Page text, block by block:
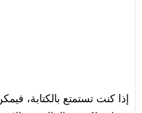
إذا كنت تستمتع بالكتابة،